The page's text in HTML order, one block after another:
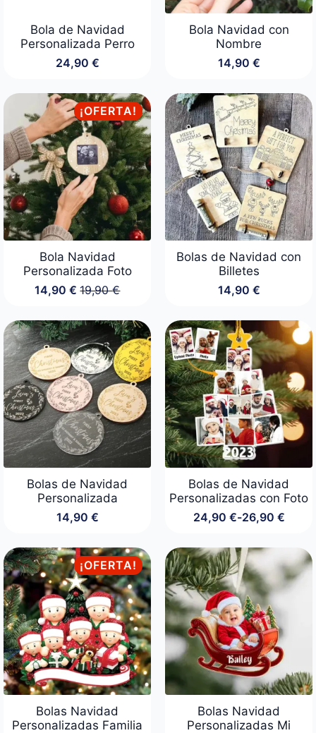
Bola de Navidad
Personalizada Perro
24,90 €
Bola Navidad con
Nombre
14,90 €
¡OFERTA!
Bola Navidad
Personalizada Foto
19,90€
El
original
era:
19,90 €.
14,90 € El
actual
es:
14,90 €.
Bolas de Navidad con
Billetes
14,90 €
Bolas de Navidad
Personalizada
14,90 €
Bolas de Navidad
Personalizadas con Foto
24,90 €-26,90 €
Rango
precios:
desde
24,90 €
hasta
26,90 €
¡OFERTA!
Bolas Navidad
Personalizadas Familia
Bolas Navidad
Personalizadas Mi